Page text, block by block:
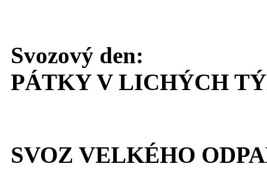
Svozový den:
PÁTKY V LICHÝCH
SVOZ VELKÉHO